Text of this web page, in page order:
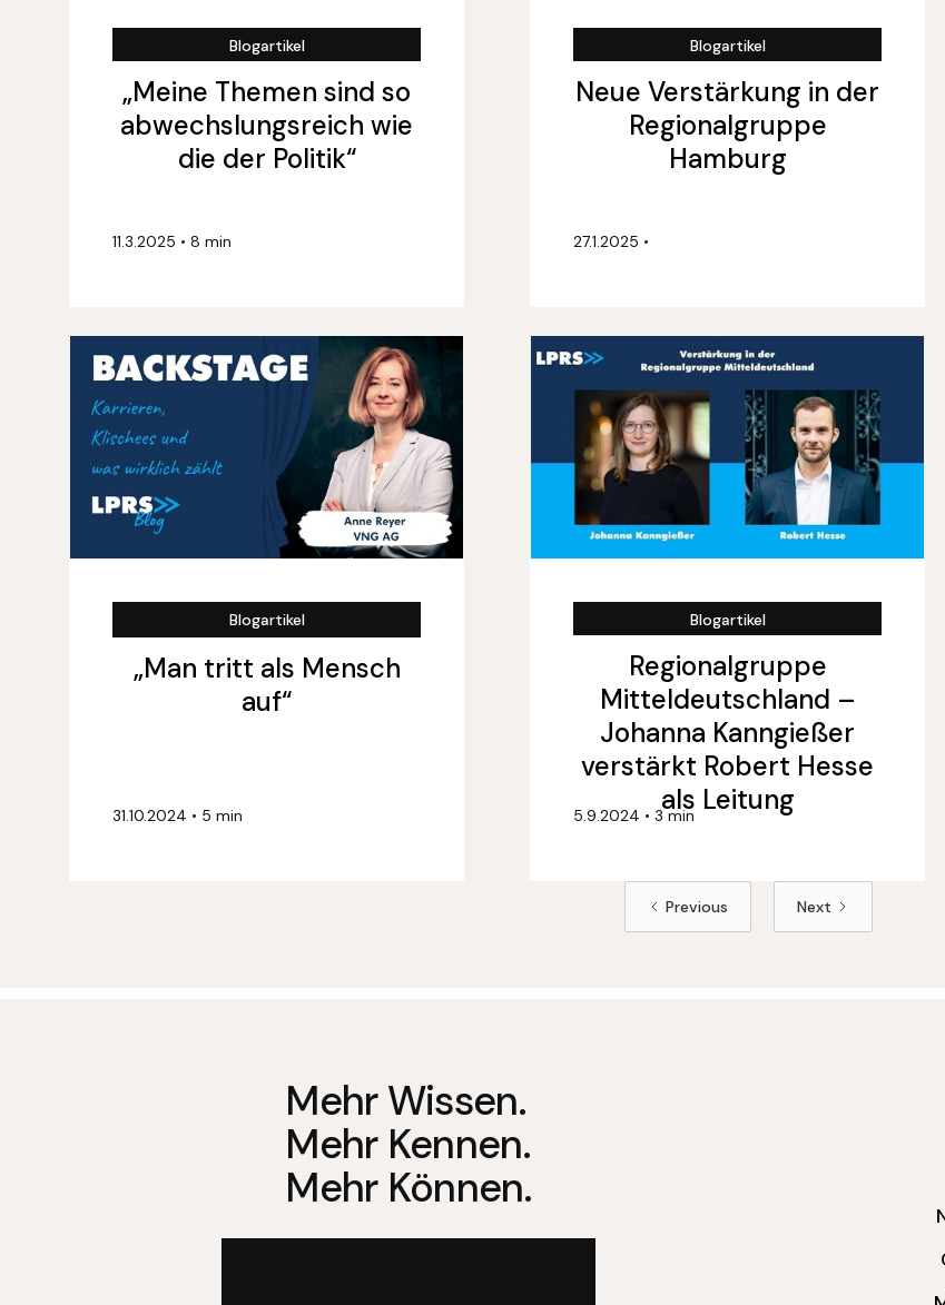
Blogartikel
„Meine Themen sind so
abwechslungsreich wie
die der Politik“
11.3.2025 • 8 min
Blogartikel
Neue Verstärkung in der
Regionalgruppe
Hamburg
27.1.2025 •
Blogartikel
„Man tritt als Mensch
auf“
31.10.2024 • 5 min
Blogartikel
Regionalgruppe
Mitteldeutschland –
Johanna Kanngießer
verstärkt Robert Hesse
als Leitung
5.9.2024 • 3 min
Previous Next
Mehr Wissen.
Mehr Kennen.
Mehr Können.